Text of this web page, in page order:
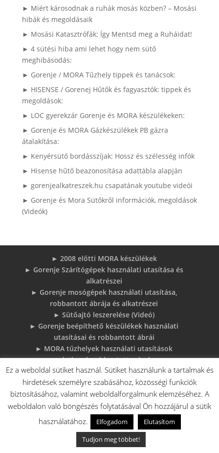
► Miért károsodnak a ruhák mosás közben? – Mosási
hibák és megoldásaik
► Mosási Katasztrófák: Így Mentsd meg a Ruháidat!
► 4 sütési hiba ami lehet hogy nem sütő
meghibásodás:
► Gorenje / MORA Tűzhely tippek és tanácsok:
► HISENSE / Gorenej Hűtők és fagyasztók: tippek és
megoldások:
► LOC gyerekzár Gorenje és MORA készülékeken:
► Gorenje és MORA Gázkészülékek PB gázra
átalakítása:
► Kenyérsütő bordásszíjak: Hossz és szélesség infók
► Hisense hűtő beazonosítása adattábla alapján
► gorenjealkatreszek.hu csapatának youtube videói
► Gorenje és Mora Sütőkről információk, megoldások
(Videók)
► 2008 előtti MORA készülékek
► Gorenje Szárítógépek használati utasítása és
alkatrészei
► Gorenje mosógépek használati utasítása,
robbantott ábrája és alkatrészei
► Sütőajtó leszerelése (Videó)
► Gorenje beépíthető készülékek használati
utasításai és robbantott ábrái
► MORA tűzhelyek használati utasítások
adatlapok robbantott rajzok
► Gorenje Bojler Vízkő problémák és
megoldások
► 6 gyakori sütő hiba, és megoldások
♦Gorenje Háztartásigépek adattábláiról:
V.A. Elektro Boys Kft. - 2018 - Minden jog fenntartva!
Ez a weboldal sütiket használ. Sütiket használunk a tartalmak és
hirdetések személyre szabásához, közösségi funkciók
biztosításához, valamint weboldalforgalmunk elemzéséhez. A
weboldalon való böngészés folytatásával Ön hozzájárul a sütik
használatához.
Elfogadom
Elutasítom
Tudjon meg többet!